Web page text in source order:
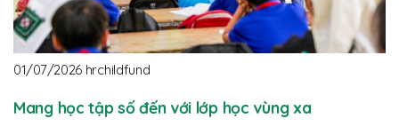
01/07/2026 hrchildfund
Mang học tập số đến với lớp học vùng xa